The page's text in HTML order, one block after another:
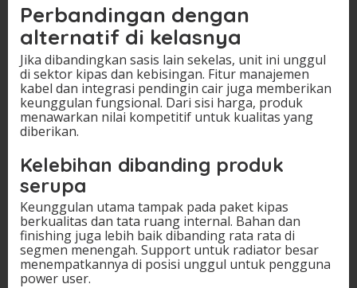
Perbandingan dengan
alternatif di kelasnya
Jika dibandingkan sasis lain sekelas, unit ini unggul
di sektor kipas dan kebisingan. Fitur manajemen
kabel dan integrasi pendingin cair juga memberikan
keunggulan fungsional. Dari sisi harga, produk
menawarkan nilai kompetitif untuk kualitas yang
diberikan.
Kelebihan dibanding produk
serupa
Keunggulan utama tampak pada paket kipas
berkualitas dan tata ruang internal. Bahan dan
finishing juga lebih baik dibanding rata rata di
segmen menengah. Support untuk radiator besar
menempatkannya di posisi unggul untuk pengguna
power user.